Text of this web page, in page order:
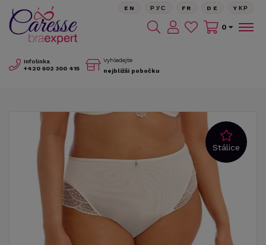
Infolinka
+420 602 300 415
Vyhledejte
nejbližší pobočku
EN РУС FR DE YКР
0
Stálice